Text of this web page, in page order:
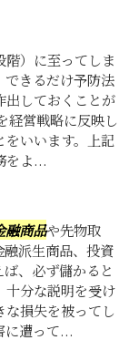
階）に至ってしま
できるだけ予防法
出しておくことが
経営戦略に反映し
いいます。上記
をよ...
融商品や先物取
派生商品、投資
、必ず儲かると
十分な説明を受け
損失を被ってし
に遭って...